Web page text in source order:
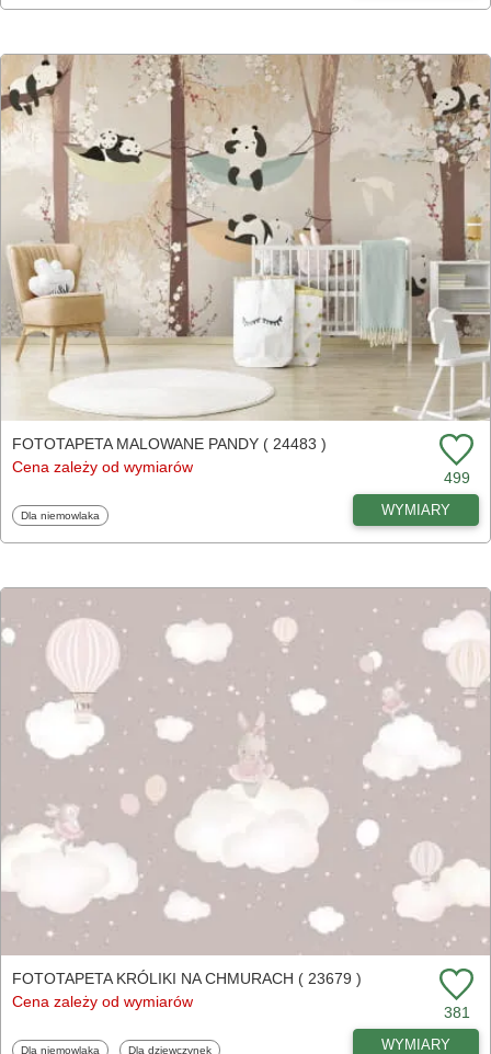
FOTOTAPETA MALOWANE PANDY ( 24483 )
Cena zależy od wymiarów
499
Fototapety
Dla niemowlaka WYMIARY
FOTOTAPETA KRÓLIKI NA CHMURACH ( 23679 )
Cena zależy od wymiarów
381
Fototapety
Dla niemowlaka Fototapety
Dla dziewczynek WYMIARY